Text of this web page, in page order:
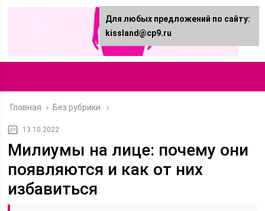
Главная › Без рубрики
13.10.2022
Милиумы на лице: почему они
появляются и как от них
избавиться
Для любых предложений по сайту:
kissland@cp9.ru